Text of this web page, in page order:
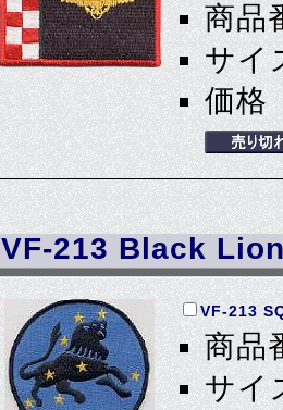
商品
サイ
価格
VF-213 Black
VF-213
商品
サイ